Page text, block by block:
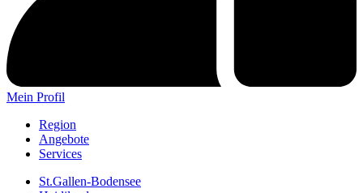
Mein Profil
Region
Angebote
Services
St.Gallen-Bodensee